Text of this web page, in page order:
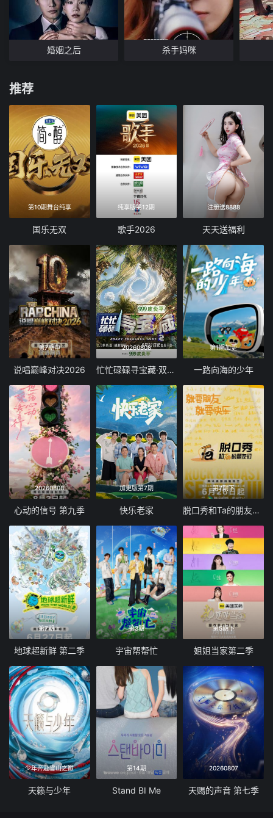
婚姻之后 杀手妈咪
推荐
第10期舞台纯享
国乐无双
纯享版第12期
歌手2026
注册送8888
天天送福利
第7期中
说唱巅峰对决2026
20260808
忙忙碌碌寻宝藏·双人成行季
第1期加更
一路向海的少年
20260808
心动的信号 第九季
加更版第7期
快乐老家
第7期下
脱口秀和Ta的朋友们 第三季
第7期上
地球超新鲜 第二季
第3期
宇宙帮帮忙
第5期下
姐姐当家第二季
少年奔赴雪山之巅
天籁与少年
第14期
Stand BI Me
20260807
天赐的声音 第七季